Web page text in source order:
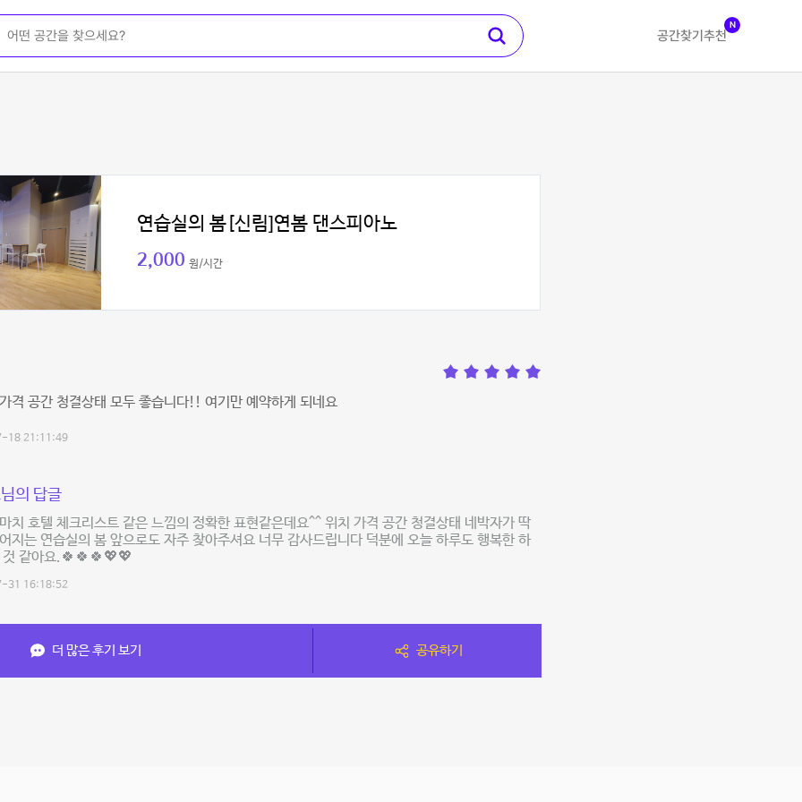
공간찾기 추천
N
연습실의 봄[신림]연봄 댄스피아노
2,000 원/시간
격 공간 청결상태 모두 좋습니다!! 여기만 예약하게 되네요
18 21:11:49
의 답글
치 호텔 체크리스트 같은 느낌의 정확한 표현같은데요^^ 위치 가격 공간 청결상태 네박자가 딱
지는 연습실의 봄 앞으로도 자주 찾아주셔요 너무 감사드립니다 덕분에 오늘 하루도 행복한 하
것 같아요.🍀🍀🍀💖💖
31 16:18:52
더 많은 후기 보기 공유하기